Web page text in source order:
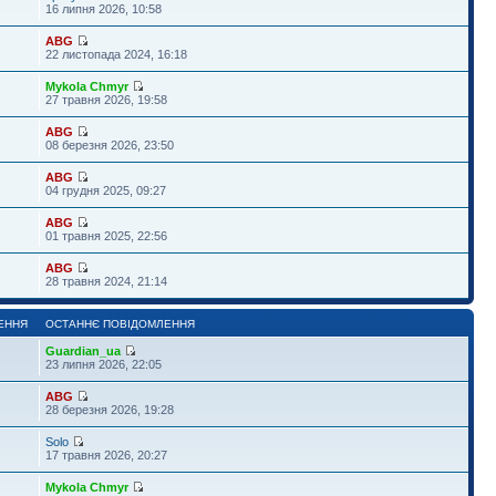
16 липня 2026, 10:58
ABG
22 листопада 2024, 16:18
Mykola Chmyr
27 травня 2026, 19:58
ABG
08 березня 2026, 23:50
ABG
04 грудня 2025, 09:27
ABG
01 травня 2025, 22:56
ABG
28 травня 2024, 21:14
ОСТАННЄ ПОВІДОМЛЕННЯ
Guardian_ua
23 липня 2026, 22:05
ABG
28 березня 2026, 19:28
Solo
17 травня 2026, 20:27
Mykola Chmyr